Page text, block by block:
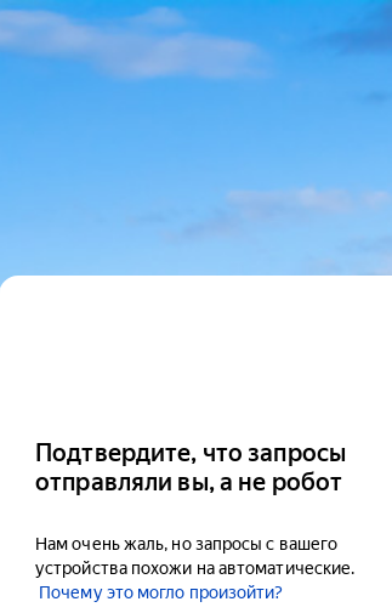
Подтвердите, что запросы
отправляли вы, а не робот
Нам очень жаль, но запросы с вашего
устройства похожи на автоматические.
Почему это могло произойти?